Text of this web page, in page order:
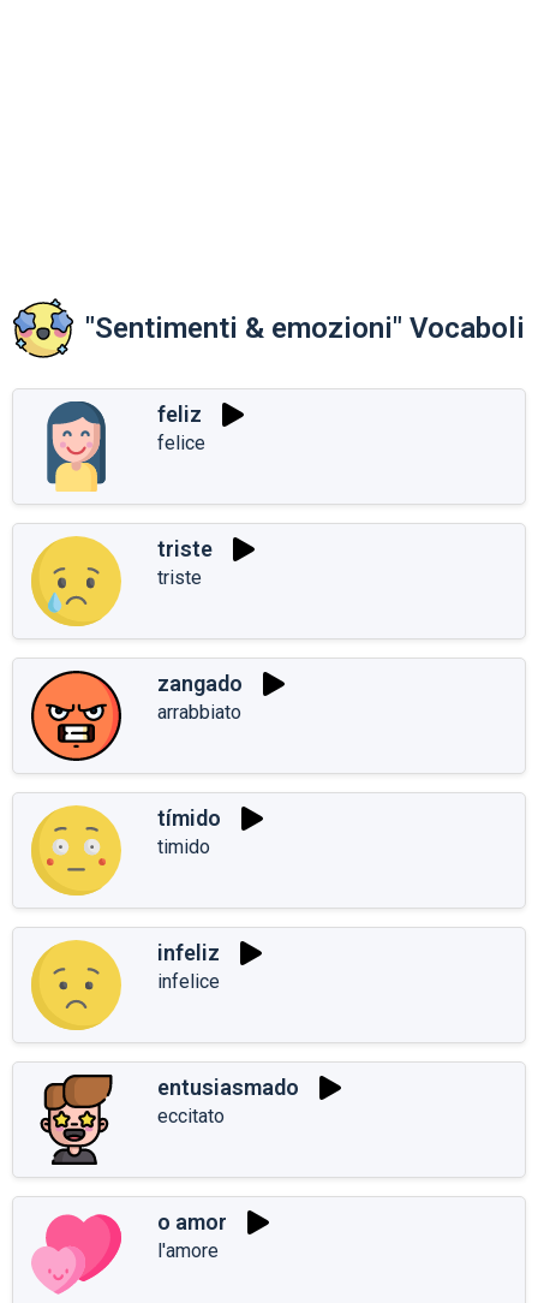
"Sentimenti & emozioni" Vocaboli
feliz
felice
triste
triste
zangado
arrabbiato
tímido
timido
infeliz
infelice
entusiasmado
eccitato
o amor
l'amore